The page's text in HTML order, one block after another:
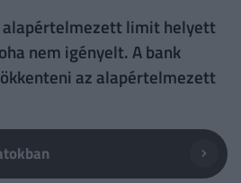
alapértelmezett limit helyett
nem igényelt. A bank
az alapértelmezett